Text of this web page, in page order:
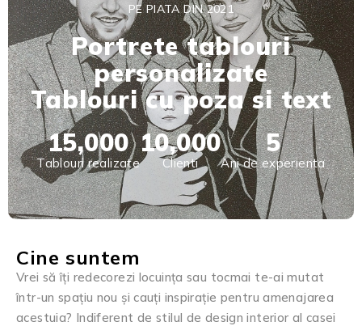
PE PIATA DIN 2021
Portrete tablouri
personalizate
Tablouri cu poza si text
Tablouri realizate
15,000
Clienti
10,000
Ani de experienta
5
Cine suntem
Vrei să îți redecorezi locuința sau tocmai te-ai mutat
într-un spațiu nou și cauți inspirație pentru amenajarea
acestuia? Indiferent de stilul de design interior al casei